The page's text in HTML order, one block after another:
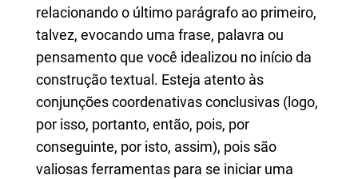
relacionando o último parágrafo ao primeiro,
talvez, evocando uma frase, palavra ou
pensamento que você idealizou no início da
construção textual. Esteja atento às
conjunções coordenativas conclusivas (logo,
por isso, portanto, então, pois, por
conseguinte, por isto, assim), pois são
valiosas ferramentas para se iniciar uma